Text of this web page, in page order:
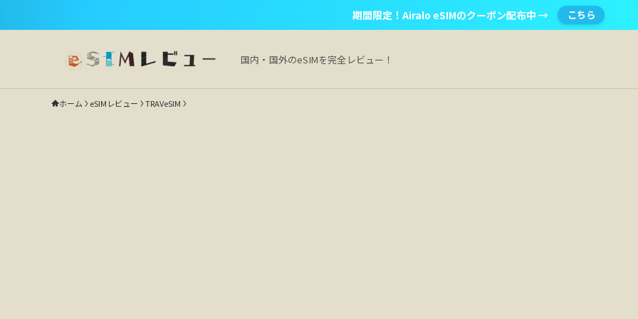
期間限定！Airalo eSIMのクーポン配布中 → こちら
国内・国外のeSIMを完全レビュー！
ホーム eSIMレビュー TRAVeSIM